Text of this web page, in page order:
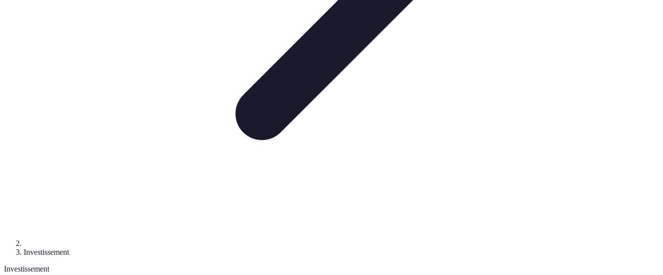
Investissement
Investissement